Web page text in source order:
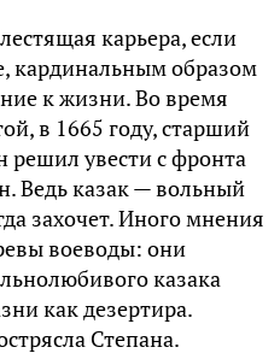
карьера, если
кардинальным образом
к жизни. Во время
в 1665 году, старший
решил увести с фронта
Ведь казак — вольный
захочет. Иного мнения
воеводы: они
казака
как дезертира.
Степана.